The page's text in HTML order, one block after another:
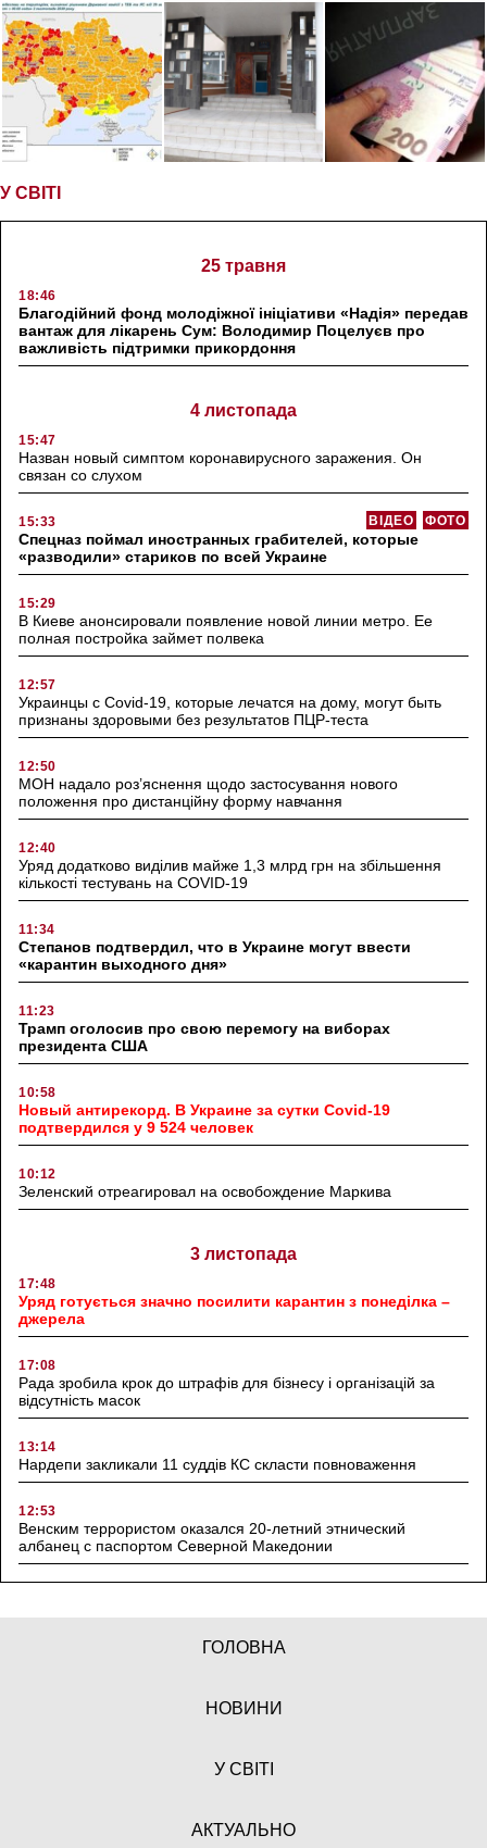
У СВІТІ
25 травня
18:46
Благодійний фонд молодіжної ініціативи «Надія» передав
вантаж для лікарень Сум: Володимир Поцелуєв про
важливість підтримки прикордоння
4 листопада
15:47
Назван новый симптом коронавирусного заражения. Он
связан со слухом
15:33 ФОТО
ВІДЕО
Спецназ поймал иностранных грабителей, которые
«разводили» стариков по всей Украине
15:29
В Киеве анонсировали появление новой линии метро. Ее
полная постройка займет полвека
12:57
Украинцы с Covid-19, которые лечатся на дому, могут быть
признаны здоровыми без результатов ПЦР-теста
12:50
МОН надало роз’яснення щодо застосування нового
положення про дистанційну форму навчання
12:40
Уряд додатково виділив майже 1,3 млрд грн на збільшення
кількості тестувань на COVID-19
11:34
Степанов подтвердил, что в Украине могут ввести
«карантин выходного дня»
11:23
Трамп оголосив про свою перемогу на виборах
президента США
10:58
Новый антирекорд. В Украине за сутки Covid-19
подтвердился у 9 524 человек
10:12
Зеленский отреагировал на освобождение Маркива
3 листопада
17:48
Уряд готується значно посилити карантин з понеділка –
джерела
17:08
Рада зробила крок до штрафів для бізнесу і організацій за
відсутність масок
13:14
Нардепи закликали 11 суддів КС скласти повноваження
12:53
Венским террористом оказался 20-летний этнический
албанец с паспортом Северной Македонии
ГОЛОВНА
НОВИНИ
У СВІТІ
АКТУАЛЬНО